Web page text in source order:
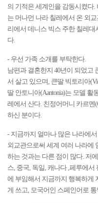
의 기적은 세계인을 감동시켰다.
는 머나먼 나라 칠레에서 온 외
리에서 데니스 빅스 주한 칠레
다.
- 우선 가족 소개를 부탁한다.
남편과 결혼한지 40년이 되었고
서 살고 있으며, 큰딸 빅토리아
딸 안토니아(Aantonia)는 모델
레에서 산다. 친정어머니 카르멘
하신 분이다.
- 지금까지 얼마나 많은 나라에
외교관으로써 세계 여러 나라에
하는 것과는 다른 점이 많다. 저
스, 중국, 독일, 캐나다 ,페루에서
에 부임해서 지금까지 행복하게
게 쓰고, 모국어인 스페인어로